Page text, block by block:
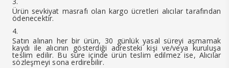
Ürün sevkiyat masrafı olan kargo ücretleri alıcılar tarafından
ödenecektir.
Satın alınan her bir ürün, 30 günlük yasal süreyi aşmamak
kaydı ile alıcının gösterdiği adresteki kişi ve/veya kuruluşa
teslim edilir. Bu süre içinde ürün teslim edilmez ise, Alıcılar
sözleşmeyi sona erdirebilir.